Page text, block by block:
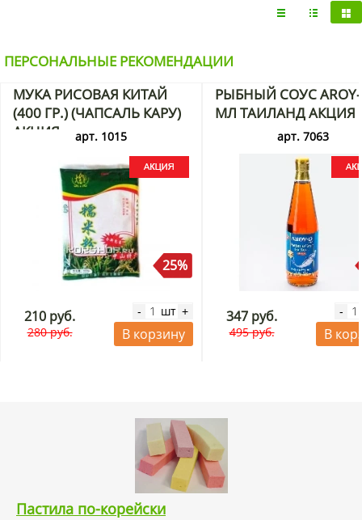
ПЕРСОНАЛЬНЫЕ РЕКОМЕНДАЦИИ
МУКА РИСОВАЯ КИТАЙ
(400 ГР.) (ЧАПСАЛЬ КАРУ)
АКЦИЯ
арт. 1015
25%
210 руб.
280 руб.
- шт +
В корзину
РЫБНЫЙ СОУС AROY-
МЛ ТАИЛАНД АКЦИЯ
арт. 7063
347 руб.
495 руб.
-
В
Пастила по-корейски